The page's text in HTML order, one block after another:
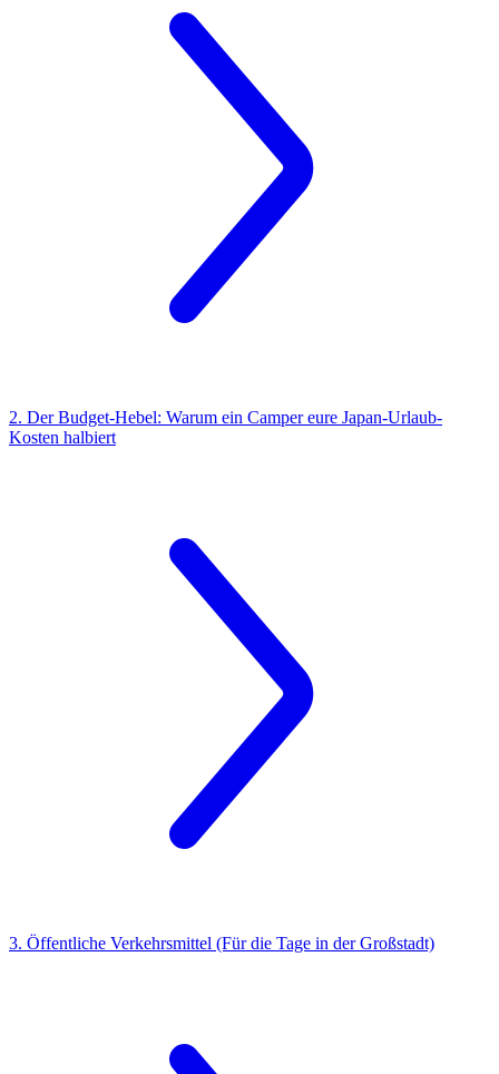
2. Der Budget-Hebel: Warum ein Camper eure Japan-Urlaub-
Kosten halbiert
3. Öffentliche Verkehrsmittel (Für die Tage in der Großstadt)